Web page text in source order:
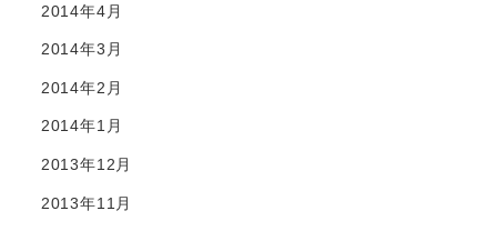
2014年4月
2014年3月
2014年2月
2014年1月
2013年12月
2013年11月